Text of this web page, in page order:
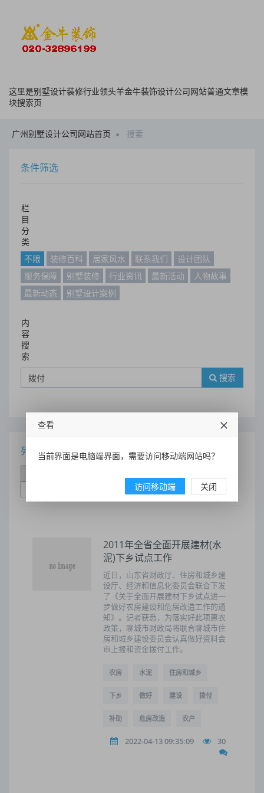
这里是别墅设计装修行业领头羊金牛装饰设计公司网站普通文章模
块搜索页
广州别墅设计公司网站首页 搜索
条件筛选
栏
目
分
类
不限
装修百科 居家风水 联系我们
设计团队
服务保障
别墅装修 行业资讯 最新活动
人物故事
最新动态
别墅设计案例
内
容
搜
索
搜索
列表
2011年全省全面开展建材(水
泥)下乡试点工作
近日，山东省财政厅、住房和城乡建
设厅、经济和信息化委员会联合下发
了《关于全面开展建材下乡试点进一
步做好农房建设和危房改造工作的通
知》。记者获悉，为落实好此项惠农
政策，聊城市财政局将联合聊城市住
房和城乡建设委员会认真做好资料会
审上报和资金拨付工作。
农房 水泥 住房和城乡
下乡 做好 建设 拨付
补助 危房改造 农户
2022-04-13 09:35:09 30
查看
当前界面是电脑端界面，需要访问移动端网站吗？
访问移动端 关闭